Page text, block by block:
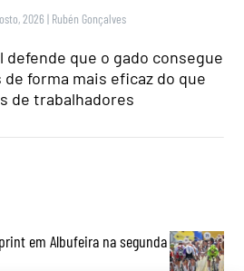
2026 | Rubén Gonçalves
defende que o gado consegue
forma mais eficaz do que
de trabalhadores
em Albufeira na segunda